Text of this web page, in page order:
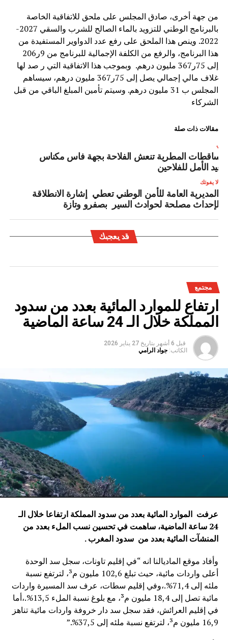
من جهة أخرى، صادق المجلس على ملحق للاتفاقية الخاصة
بالبرنامج الوطني للتزويد بالماء الصالح للشرب والسقي 2027-
2022. وينص هذا الملحق على رفع عدد الدواوير المستفيدة من
هذا البرنامج، والرفع من الكلفة الإجمالية للبرنامج من 9ر206
إلى 75ر367 مليون درهم. وبموجب هذا الاتفاقية التي ر صد لها
غلاف مالي إجمالي يصل إلى 75ر367 مليون درهم، سيساهم
المجلس ب 31 مليون درهم. وسيتم تأمين المبلغ الباقي من قبل
الشركاء
مقالات ذات صلة
المطرية تنعش الفلاحة بجهة فاس مكناس
الأمل للفلاحين
لا يفوتك
المديرية العامة للأمن الوطني تعطي إشارة الانطلاقة
لإحداث مصلحة لحوادث السير بصفرو وتازة
قد يعجبك
مجتمع
ارتفاع للموارد المائية بعدد من سدود
المملكة خلال الـ 24 ساعة الماضية
قبل 6 أشهر بتاريخ 27 يناير 2026
الكاتب: جواد الرامي
عرفت الموارد المائية بعدد من سدود المملكة ارتفاعا خلال الـ
24 ساعة الماضية، ساهمت في تحسين نسب الملء بعدد من
المنشآت المائية بعدد من سدود المغرب .
وأفاد موقع الماديالنا انه “في إقليم تاونات، سجل سد الوحدة
أعلى واردات مائية، حيث تبلغ 102,6 مليون م³، لترتفع نسبة
ملئه إلى 71,4%.،وفي إقليم سطات، عرف سد المسيرة واردات
مائية تصل إلى 18,4 مليون م³، مع بلوغ نسبة الملء 13,5%.،أما
في إقليم العرائش، فقد سجل سد دار خروفة واردات مائية تناهز
16,9 مليون م³، لترتفع نسبة ملئه إلى 37,5%.”